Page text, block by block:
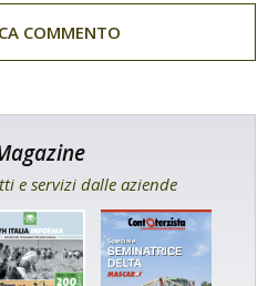
e servizi dalle aziende